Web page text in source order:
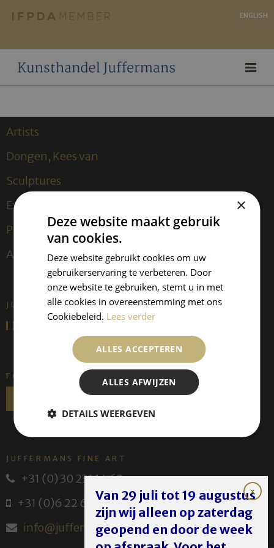
ENGLISH
Artists
Dongen, Kees van
Sculptures
Expositions
Publications
About us
JUFFERMANS FINE ART IS:
FOLLOW US
JUFFERMANS FINE ART
+31 (0) 30 231 14 63
+31 (0)6 22 614 582
info@juffermans.nl
Van 29 juli tot 19 augustus
zijn wij alleen op zaterdag
geopend en door de week
×
Deze website maakt gebruik
van cookies.
Deze website gebruikt cookies om uw
gebruikerservaring te verbeteren. Door
onze website te gebruiken, stemt u in met
alle cookies in overeenstemming met ons
Cookiebeleid. Lees verder
ALLES ACCEPTEREN
ALLES AFWIJZEN
DETAILS WEERGEVEN